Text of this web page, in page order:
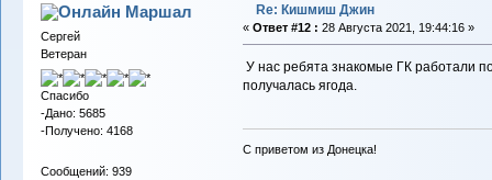
Маршал
Сергей
Ветеран
Спасибо
-Дано: 5685
-Получено: 4168
Сообщений: 939
Re: Кишмиш Джин
« Ответ #12 : 28 Августа 2021, 19:44:16 »
У нас ребята знакомые ГК работали
получалась ягода.
С приветом из Донецка!